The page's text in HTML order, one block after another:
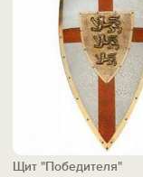
Щит "Победителя"